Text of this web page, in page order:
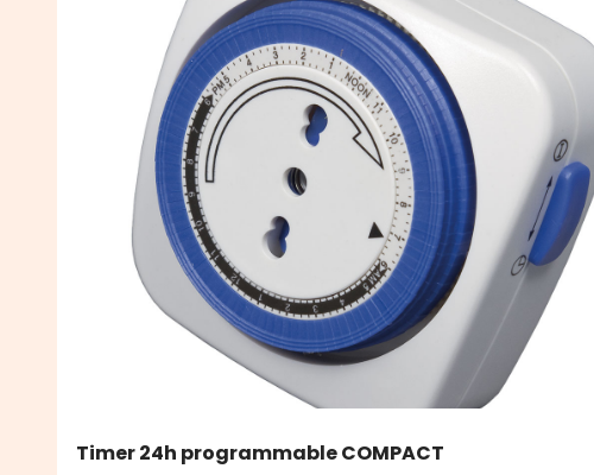
Timer 24h programmable COMPACT